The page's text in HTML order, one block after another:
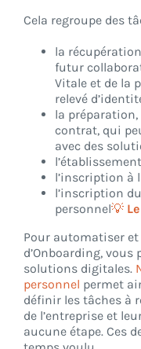
Cela regroupe des
la
futur
Vitale et de la
relevé
la préparation,
contrat, qui
avec des
l’inscription à
l’inscription
personnel💡
Pour automatiser
d’Onboarding, vous
solutions digitales.
personnel permet
définir les tâches à
de l’entreprise et
aucune étape. Ces